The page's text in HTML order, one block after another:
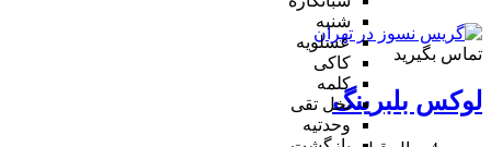
شنبه
عسلویه
کاکی
کلمه
نخل تقی
وحدتیه
تماس بگیرید
لوکس بلبرینگ